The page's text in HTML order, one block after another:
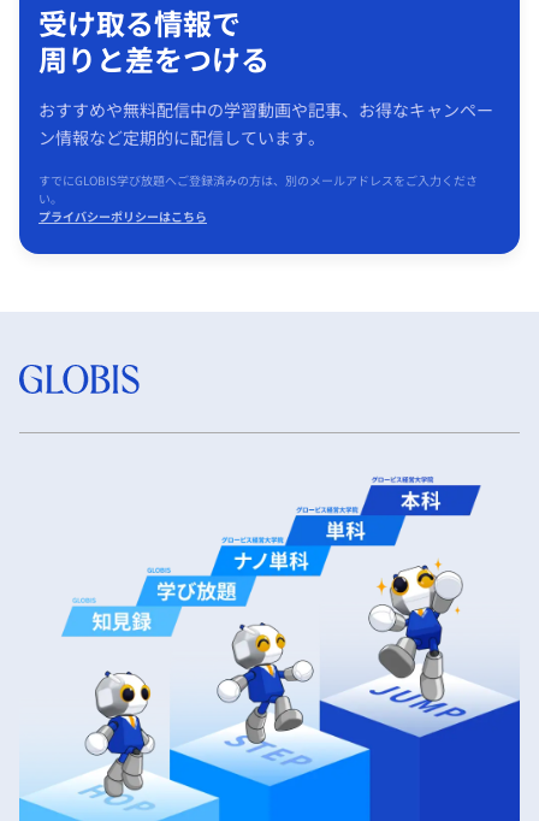
受け取る情報で
周りと差をつける
おすすめや無料配信中の学習動画や記事、お得なキャンペー
ン情報など定期的に配信しています。
すでにGLOBIS学び放題へご登録済みの方は、別のメールアドレスをご入力くださ
い。
プライバシーポリシーはこちら